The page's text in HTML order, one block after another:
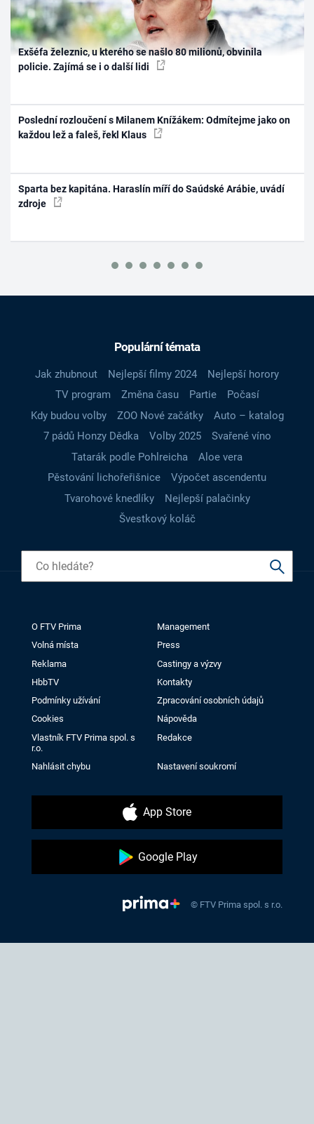
Exšéfa železnic, u kterého se našlo 80 milionů, obvinila
policie. Zajímá se i o další lidi
Poslední rozloučení s Milanem Knížákem: Odmítejme jako on
každou lež a faleš, řekl Klaus
Sparta bez kapitána. Haraslín míří do Saúdské Arábie, uvádí
zdroje
Populární témata
Jak zhubnout Nejlepší filmy 2024
Nejlepší horory
TV program
Změna času Partie
Počasí
Kdy budou volby
ZOO Nové začátky
Auto – katalog
7 pádů Honzy Dědka
Volby 2025
Svařené víno
Tatarák podle Pohlreicha
Aloe vera
Pěstování lichořeřišnice
Výpočet ascendentu
Tvarohové knedlíky
Nejlepší palačinky
Švestkový koláč
O FTV Prima
Management
Volná místa
Press
Reklama
Castingy a výzvy
HbbTV
Kontakty
Podmínky užívání
Zpracování osobních údajů
Cookies
Nápověda
Vlastník FTV Prima spol. s
r.o.
Redakce
Nahlásit chybu Nastavení soukromí
App Store
Google Play
© FTV Prima spol. s r.o.